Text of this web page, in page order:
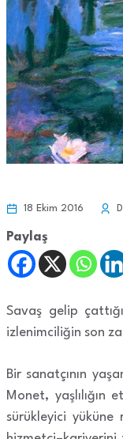
18 Ekim 2016
Paylaş
Savaş gelip
izlenimciliğin son
Bir sanatçının
Monet, yaşlılığın
sürükleyici